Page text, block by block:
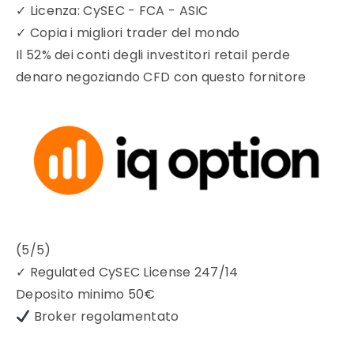
✓ Licenza: CySEC - FCA - ASIC
✓ Copia i migliori trader del mondo
Il 52% dei conti degli investitori retail perde
denaro negoziando CFD con questo fornitore
(5/5)
✓ Regulated CySEC License 247/14
Deposito minimo 50€
Broker regolamentato